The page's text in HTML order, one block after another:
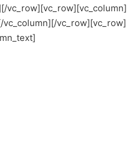
vc_row][vc_row][vc_column]
vc_column][/vc_row][vc_row]